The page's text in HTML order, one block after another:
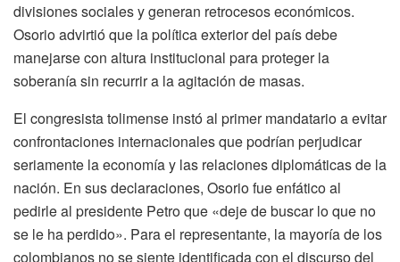
divisiones sociales y generan retrocesos económicos.
Osorio advirtió que la política exterior del país debe
manejarse con altura institucional para proteger la
soberanía sin recurrir a la agitación de masas.
El congresista tolimense instó al primer mandatario a evitar
confrontaciones internacionales que podrían perjudicar
seriamente la economía y las relaciones diplomáticas de la
nación. En sus declaraciones, Osorio fue enfático al
pedirle al presidente Petro que «deje de buscar lo que no
se le ha perdido». Para el representante, la mayoría de los
colombianos no se siente identificada con el discurso del